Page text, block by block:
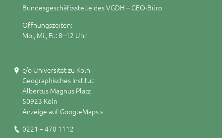
Bundesgeschäftsstelle des VGDH – GEO-Büro
Öffnungszeiten:
Mo., Mi., Fr.: 8–12 Uhr
c/o Universität zu Köln
Geographisches Institut
Albertus Magnus Platz
50923 Köln
Anzeige auf GoogleMaps »
0221 – 470 1112